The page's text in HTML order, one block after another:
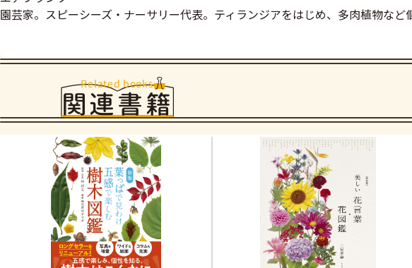
園芸家。スピーシーズ・ナーサリー代表。ティランジアをはじめ、多肉植物など
Related books
関連書籍